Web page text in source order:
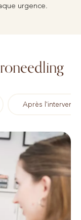
urgence.
Après